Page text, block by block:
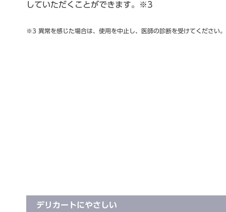
していただくことができます。※3
※3 異常を感じた場合は、使用を中止し、医師の診断を受けてください。
デリカートにやさしい